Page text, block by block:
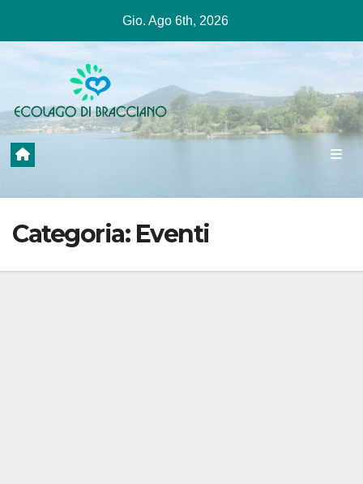
contenuto
Gio. Ago 6th, 2026
Categoria: Eventi